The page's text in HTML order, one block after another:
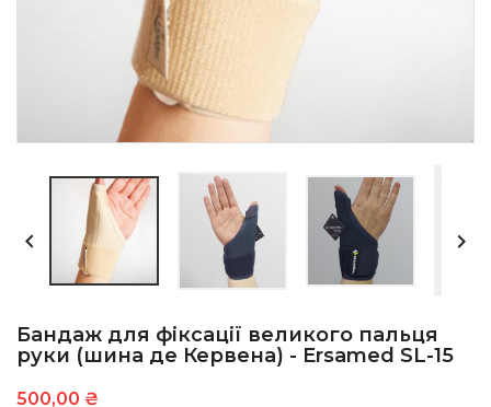
 
Бандаж для фіксації великого пальця
руки (шина де Кервена) - Ersamed SL-15
500,00 ₴